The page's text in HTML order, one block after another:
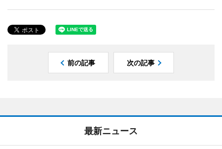
前の記事 次の記事
最新ニュース